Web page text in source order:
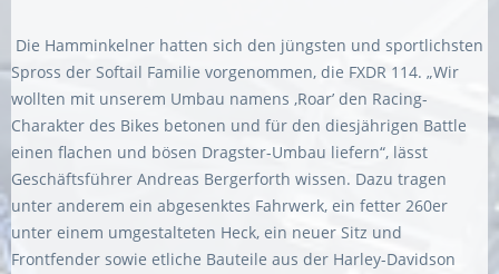
Die Hamminkelner hatten sich den jüngsten und sportlichsten
Spross der Softail Familie vorgenommen, die FXDR 114. „Wir
wollten mit unserem Umbau namens ‚Roar’ den Racing-
Charakter des Bikes betonen und für den diesjährigen Battle
einen flachen und bösen Dragster-Umbau liefern“, lässt
Geschäftsführer Andreas Bergerforth wissen. Dazu tragen
unter anderem ein abgesenktes Fahrwerk, ein fetter 260er
unter einem umgestalteten Heck, ein neuer Sitz und
Frontfender sowie etliche Bauteile aus der Harley-Davidson